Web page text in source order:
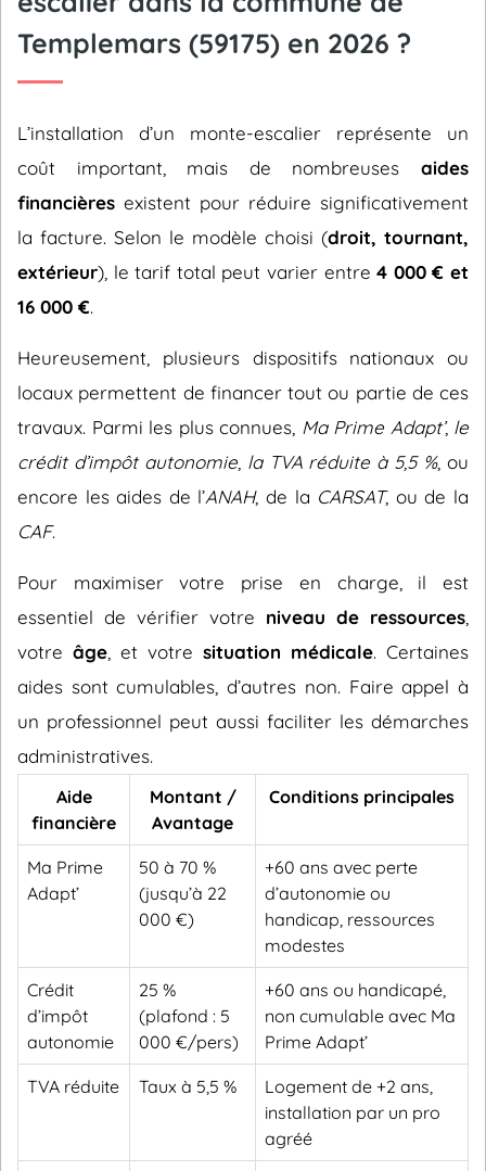
Templemars (59175) en 2026 ?
L’installation d’un monte-escalier représente un
coût important, mais de nombreuses aides
financières existent pour réduire significativement
la facture. Selon le modèle choisi (droit, tournant,
extérieur), le tarif total peut varier entre4 000 € et
16 000 €.
Heureusement, plusieurs dispositifs nationaux ou
locaux permettent de financer tout ou partie de ces
travaux. Parmi les plus connues, Ma Prime Adapt’, le
crédit d’impôt autonomie, la TVA réduite à 5,5 %, ou
encore les aides de l’ANAH, de la CARSAT, ou de la
CAF.
Pour maximiser votre prise en charge, il est
essentiel de vérifier votre niveau de ressources
votre âge , et votre situation médicale. Certaines
aides sont cumulables, d’autres non. Faire appel à
un professionnel peut aussi faciliter les démarches
administratives.
Aide
financière
Montant /
Avantage
Conditions principales
Ma Prime
Adapt’
50 à 70 %
(jusqu’à 22
000 €)
+60 ans avec perte
d’autonomie ou
handicap, ressources
modestes
Crédit
d’impôt
autonomie
25 %
(plafond : 5
000 €/pers)
+60 ans ou handicapé,
non cumulable avec Ma
Prime Adapt’
TVA réduite Taux à 5,5 %
Logement de +2 ans,
installation par un pro
agréé